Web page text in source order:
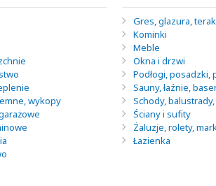
wykopy
Gres, glazura,
Kominki
Meble
Okna i drzwi
Podłogi, posadzki,
Sauny, łaźnie,
Schody,
Ściany i sufity
Żaluzje, rolety,
Łazienka